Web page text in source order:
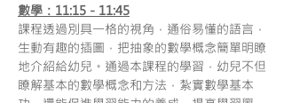
數學：11:15 - 11:45
課程透過別具一格的視角，通俗易懂的語言，
生動有趣的插圖，把抽象的數學概念簡單明瞭
地介紹給幼兒。通過本課程的學習，幼兒不但
瞭解基本的數學概念和方法，紮實數學基本